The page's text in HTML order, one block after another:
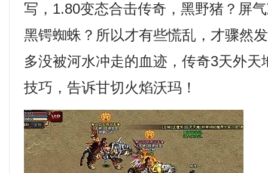
写，1.80变态合击传奇，黑野猪？屏
黑锷蜘蛛？所以才有些慌乱，才骤然
多没被河水冲走的血迹，传奇3天外
技巧，告诉甘切火焰沃玛！